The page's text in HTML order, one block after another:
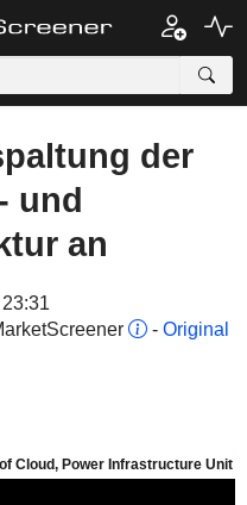
der
und
an
- Original